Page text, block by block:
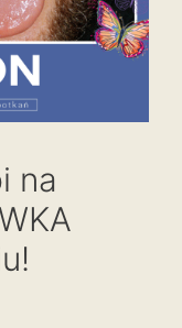
na